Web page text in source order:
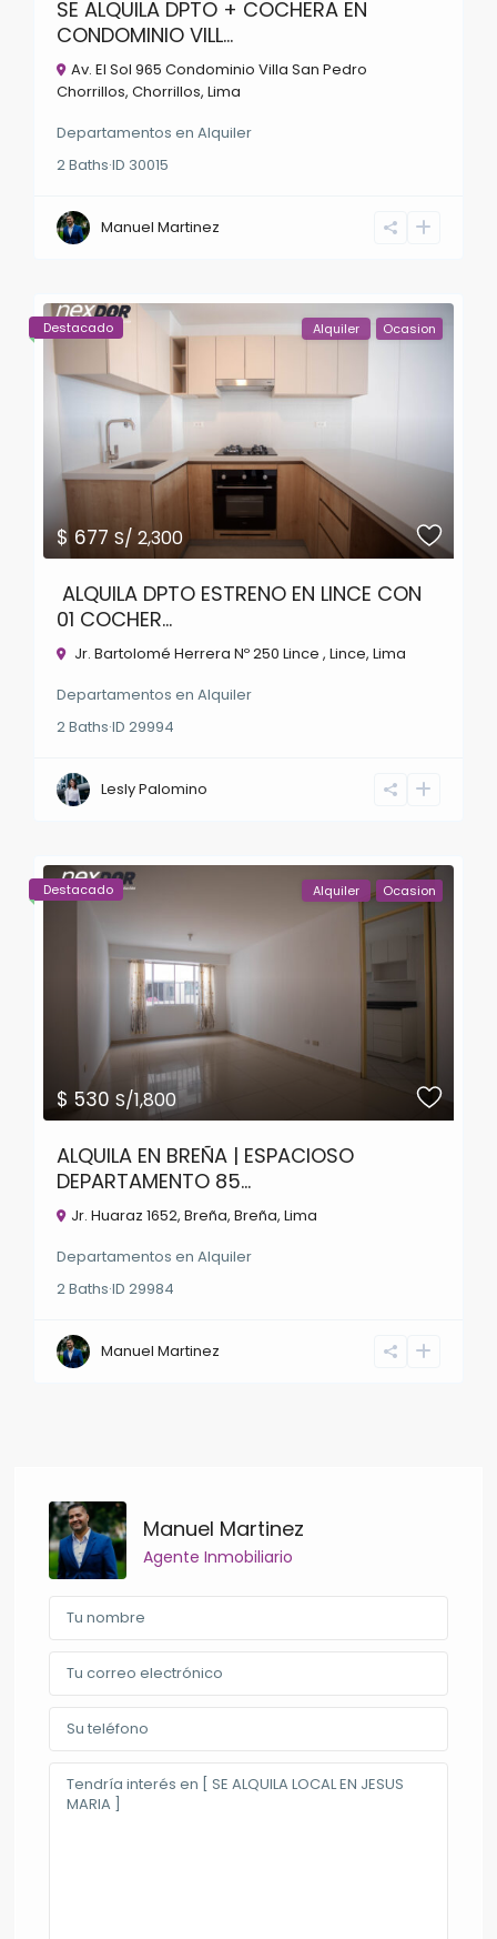
SE ALQUILA DPTO + COCHERA EN
CONDOMINIO VILL...
Av. El Sol 965 Condominio Villa San Pedro
Chorrillos,Chorrillos,Lima
Departamentos enAlquiler
2Baths·ID 30015
Manuel Martinez
$ 677S/ 2,300
Alquiler Ocasion
Destacado
ALQUILA DPTO ESTRENO EN LINCE CON
01 COCHER...
Jr. Bartolomé Herrera Nº 250 Lince ,Lince,Lima
Departamentos enAlquiler
2Baths·ID29994
Lesly Palomino
$ 530S/1,800
Alquiler Ocasion
Destacado
ALQUILA EN BREÑA | ESPACIOSO
DEPARTAMENTO 85...
Jr. Huaraz 1652, Breña,Breña,Lima
Departamentos enAlquiler
2Baths·ID29984
Manuel Martinez
Manuel Martinez
Agente Inmobiliario